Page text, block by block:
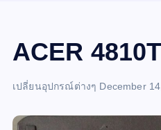
ACER
เปลี่ยนอุปกรณ์ต่างๆ December